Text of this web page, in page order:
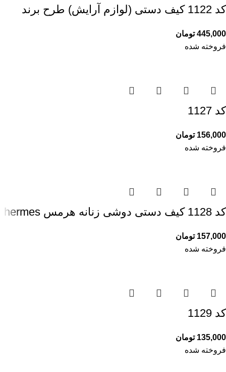
کد 1122 کیف دستی (لوازم آرایش) طرح برند
445,000 تومان
فروخته شده
کد 1127
156,000 تومان
فروخته شده
کد 1128 کیف دستی دوشی زنانه هرمس hermes
157,000 تومان
فروخته شده
کد 1129
135,000 تومان
فروخته شده